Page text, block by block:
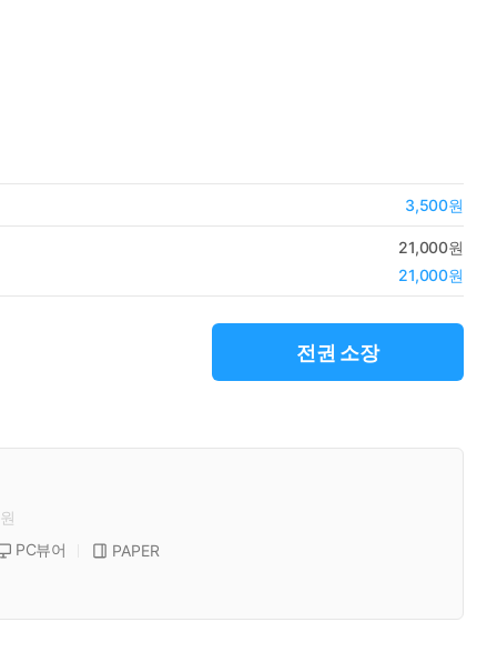
3,500원
21,000원
21,000원
전권 소장
PC뷰어 PAPER